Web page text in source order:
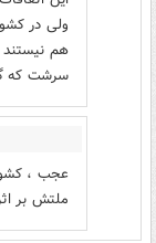
ولی در
هم نیستند
سرشت که
عجب ،
ملتش بر